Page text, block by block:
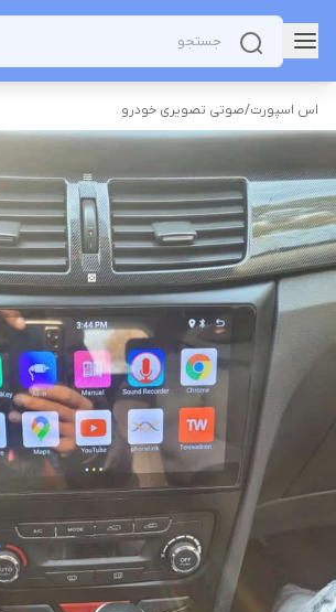
اس اسپورت/صوتی تصویری خودرو